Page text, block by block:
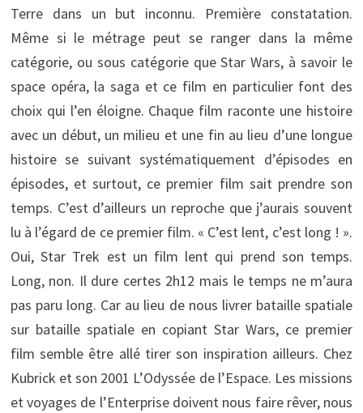
Terre dans un but inconnu. Première constatation.
Même si le métrage peut se ranger dans la même
catégorie, ou sous catégorie que Star Wars, à savoir le
space opéra, la saga et ce film en particulier font des
choix qui l’en éloigne. Chaque film raconte une histoire
avec un début, un milieu et une fin au lieu d’une longue
histoire se suivant systématiquement d’épisodes en
épisodes, et surtout, ce premier film sait prendre son
temps. C’est d’ailleurs un reproche que j’aurais souvent
lu à l’égard de ce premier film. « C’est lent, c’est long ! ».
Oui, Star Trek est un film lent qui prend son temps.
Long, non. Il dure certes 2h12 mais le temps ne m’aura
pas paru long. Car au lieu de nous livrer bataille spatiale
sur bataille spatiale en copiant Star Wars, ce premier
film semble être allé tirer son inspiration ailleurs. Chez
Kubrick et son 2001 L’Odyssée de l’Espace. Les missions
et voyages de l’Enterprise doivent nous faire rêver, nous